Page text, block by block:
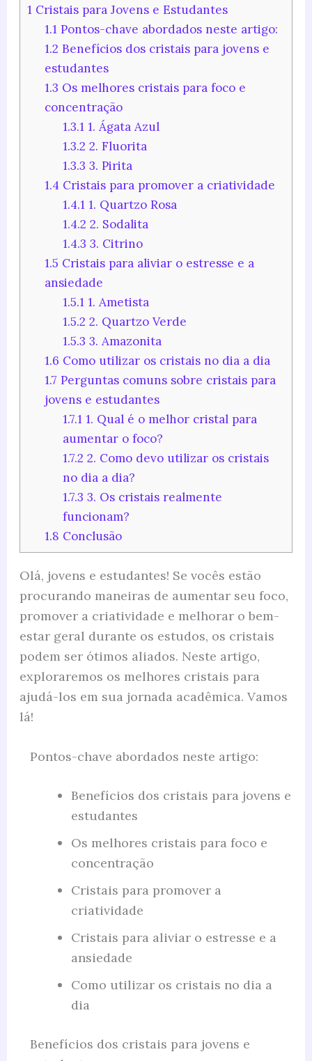
1Cristais para Jovens e Estudantes
1.1 Pontos-chave abordados neste artigo:
1.2 Benefícios dos cristais para jovens e
estudantes
1.3 Os melhores cristais para foco e
concentração
1.3.1 1. Ágata Azul
1.3.2 2. Fluorita
1.3.3 3. Pirita
1.4 Cristais para promover a criatividade
1.4.1 1. Quartzo Rosa
1.4.2 2. Sodalita
1.4.3 3. Citrino
1.5 Cristais para aliviar o estresse e a
ansiedade
1.5.1 1. Ametista
1.5.2 2. Quartzo Verde
1.5.3 3. Amazonita
1.6 Como utilizar os cristais no dia a dia
1.7 Perguntas comuns sobre cristais para
jovens e estudantes
1.7.1 1. Qual é o melhor cristal para
aumentar o foco?
1.7.2 2. Como devo utilizar os cristais
no dia a dia?
1.7.3 3. Os cristais realmente
funcionam?
1.8 Conclusão
Olá, jovens e estudantes! Se vocês estão
procurando maneiras de aumentar seu foco,
promover a criatividade e melhorar o bem-
estar geral durante os estudos, os cristais
podem ser ótimos aliados. Neste artigo,
exploraremos os melhores cristais para
ajudá-los em sua jornada acadêmica. Vamos
lá!
Pontos-chave abordados neste artigo:
Benefícios dos cristais para jovens e
estudantes
Os melhores cristais para foco e
concentração
Cristais para promover a
criatividade
Cristais para aliviar o estresse e a
ansiedade
Como utilizar os cristais no dia a
dia
Benefícios dos cristais para jovens e